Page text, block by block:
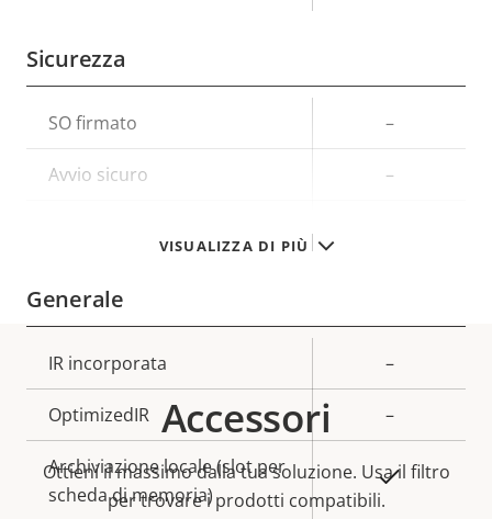
VISUALIZZA DI PIÙ
Sicurezza
Descrizione
della
proprietà
della
SO firmato –
Avvio sicuro –
Generale
Descrizione
della
proprietà
della
proprietà
IR incorporata –
OptimizedIR –
Archiviazione locale (slot per
scheda di memoria)
Sì
Accessori
Ottieni il massimo dalla tua soluzione. Usa il filtro
per trovare i prodotti compatibili.